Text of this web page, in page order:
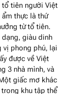
tổ tiên người Việt
thực là thứ
từ tổ tiên.
giàu dinh
vị phong phú, lại
được về Việt
3 nhà mình, và
giấc mơ khác
khu tập thể